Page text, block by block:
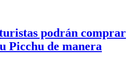
podrán comprar
Picchu de manera